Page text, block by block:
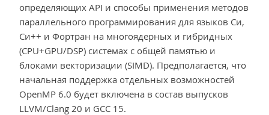
определяющих API и способы применения методов
параллельного программирования для языков Си,
Си++ и Фортран на многоядерных и гибридных
(CPU+GPU/DSP) системах с общей памятью и
блоками векторизации (SIMD). Предполагается, что
начальная поддержка отдельных возможностей
OpenMP 6.0 будет включена в состав выпусков
LLVM/Clang 20 и GCC 15.